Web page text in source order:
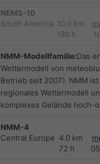
NEMS-10
South America 10.0 km
180 h
NMM-Modellfamilie:Das
Wettermodell von
Betrieb seit 2007). NMM
regionales Wettermodell
komplexes Gelände hoch-
NMM-4
Central Europe 4.0 km
72 h